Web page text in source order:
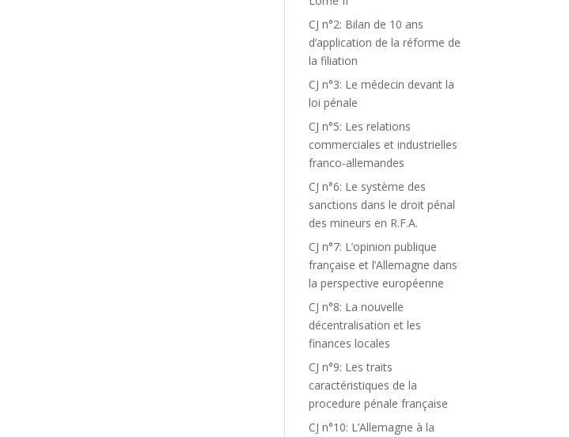
CJ n°2: Bilan de 10 ans
d’application de la réforme de
la filiation
CJ n°3: Le médecin devant la
loi pénale
CJ n°5: Les relations
commerciales et industrielles
franco-allemandes
CJ n°6: Le système des
sanctions dans le droit pénal
des mineurs en R.F.A.
CJ n°7: L’opinion publique
française et l’Allemagne dans
la perspective européenne
CJ n°8: La nouvelle
décentralisation et les
finances locales
CJ n°9: Les traits
caractéristiques de la
procedure pénale française
CJ n°10: L’Allemagne à la